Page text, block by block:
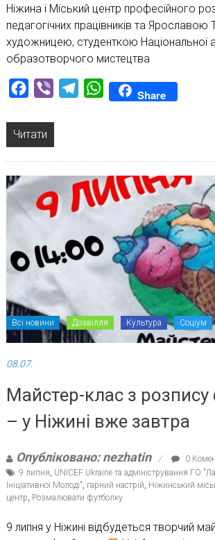
Ніжина і Міський центр професійного
педагогічних працівників та
художницею, студенткою Національної
образотворчого мистецтва
Facebook
Viber TelegramWhatsAppShare
Читати
Всі новини Дозвілля Культура Соціум
08.07.
Майстер-клас з
– у Ніжині вже завтра
Опубліковано: nezhatin
0
9 липня, UNICEF Ukraine та адміністрування ГО
Ініціативної Молоді", гарний настрій, Ніжинський
центр, Розмалювати футболку
9 липня у Ніжині відбудеться творчий